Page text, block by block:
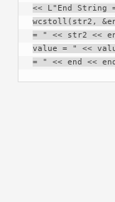
<< L"End String
wcstoll(str2,
= " << str2 <<
value = " <<
= " << end <<